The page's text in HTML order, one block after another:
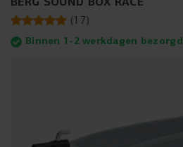
(17)
Binnen 1-2 werkdagen bezorgd